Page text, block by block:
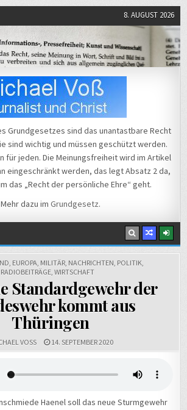
8. AUGUST 2026
Grundgesetzes sind das unantastbare Recht
sind wichtig und müssen geschützt werden.
für jeden. Die Meinungsfreiheit wird im Artikel
eingeschränkt werden, das legt Absatz 2 da,
das „Recht der persönliche Ehre“ geht.
Mehr dazu im Grundgesetz.
, EUROPA, MILITÄR, NACHRICHTEN, POLITIK,
RADIOBEITRÄGE, WIRTSCHAFT
Standardgewehr der
kommt aus
Thüringen
VOSS 14. SEPTEMBER 2020
Haenel soll das neue Sturmgewehr